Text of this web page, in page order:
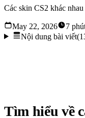
Các skin CS2 khác
May 22, 2026
7
Nội dung bài viết(
Tìm hiểu về